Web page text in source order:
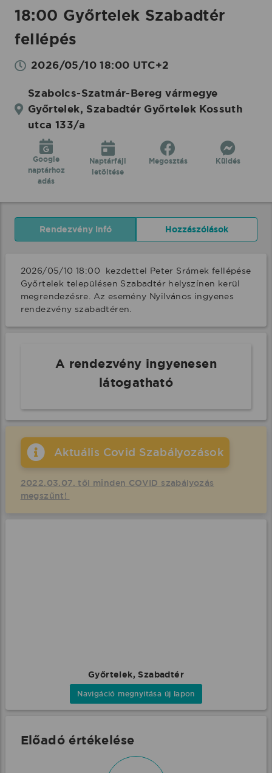
18:00 Győrtelek Szabadtér
fellépés
2026/05/10 18:00 UTC+2
Szabolcs-Szatmár-Bereg vármegye
Győrtelek, Szabadtér Győrtelek Kossuth
utca 133/a
Google
naptárhoz
adás
Naptárfájl
letöltése
Megosztás Küldés
Rendezvény infó Hozzászólások
2026/05/10 18:00  kezdettel Peter Srámek fellépése
Győrtelek településen Szabadtér helyszínen kerül
megrendezésre. Az esemény Nyilvános ingyenes
rendezvény szabadtéren.
A rendezvény ingyenesen
látogatható
Aktuális Covid Szabályozások
2022.03.07. től minden COVID szabályozás
megszűnt!
Győrtelek, Szabadtér
Navigáció megnyitása új lapon
Előadó értékelése